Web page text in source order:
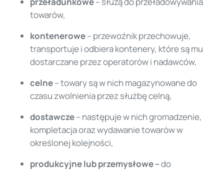
towarów,
kontenerowe– przewoźnik przechowuje,
transportuje i odbiera kontenery, które są mu
dostarczane przez operatorów i nadawców,
celne– towary są w nich magazynowane do
czasu zwolnienia przez służbę celną,
dostawcze– następuje w nich gromadzenie,
kompletacja oraz wydawanie towarów w
określonej kolejności,
produkcyjne lub przemysłowe –do